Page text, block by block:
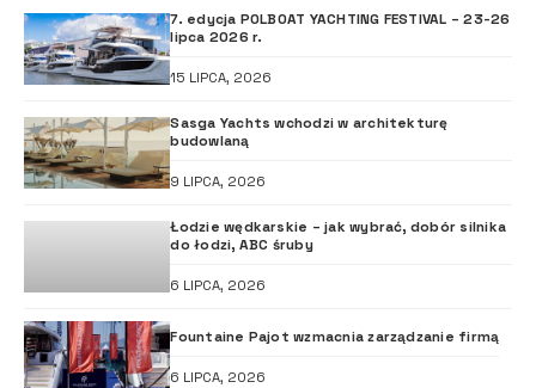
7. edycja POLBOAT YACHTING FESTIVAL – 23-26
lipca 2026 r.
15 LIPCA, 2026
Sasga Yachts wchodzi w architekturę
budowlaną
9 LIPCA, 2026
Łodzie wędkarskie – jak wybrać, dobór silnika
do łodzi, ABC śruby
6 LIPCA, 2026
Fountaine Pajot wzmacnia zarządzanie firmą
6 LIPCA, 2026